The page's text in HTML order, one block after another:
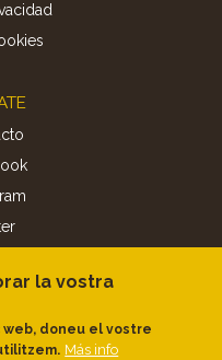
la vostra
doneu el vostre
Más info